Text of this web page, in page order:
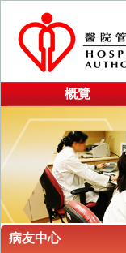
概覽
病友中心